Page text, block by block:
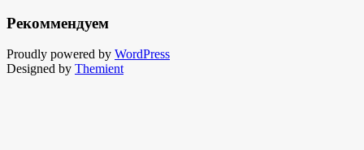
Рекоммендуем
Proudly powered by WordPress
Designed by Themient